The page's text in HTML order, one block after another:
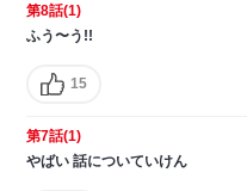
第8話(1)
ふう〜う!!
15
第7話(1)
やばい 話についていけん